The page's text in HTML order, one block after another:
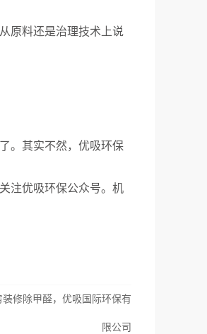
原料还是治理技术上说
。其实不然，优吸环保
注优吸环保公众号。机
修除甲醛，优吸国际环保有
限公司